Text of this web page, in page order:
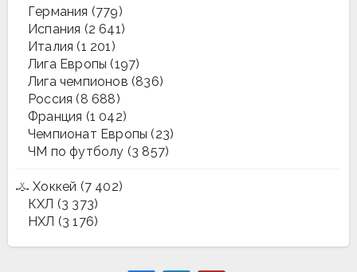
Германия (779)
Испания (2 641)
Италия (1 201)
Лига Европы (197)
Лига чемпионов (836)
Россия (8 688)
Франция (1 042)
Чемпионат Европы (23)
ЧМ по футболу (3 857)
Хоккей (7 402)
КХЛ (3 373)
НХЛ (3 176)